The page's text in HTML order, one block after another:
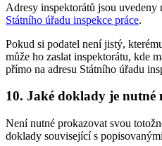
Adresy inspektorátů jsou uvedeny
Státního úřadu inspekce práce.
Pokud si podatel není jistý,
může ho zaslat inspektorátu, kde
přímo na adresu Státního úřadu
10. Jaké doklady je nutné
Není nutné prokazovat svou
doklady související s